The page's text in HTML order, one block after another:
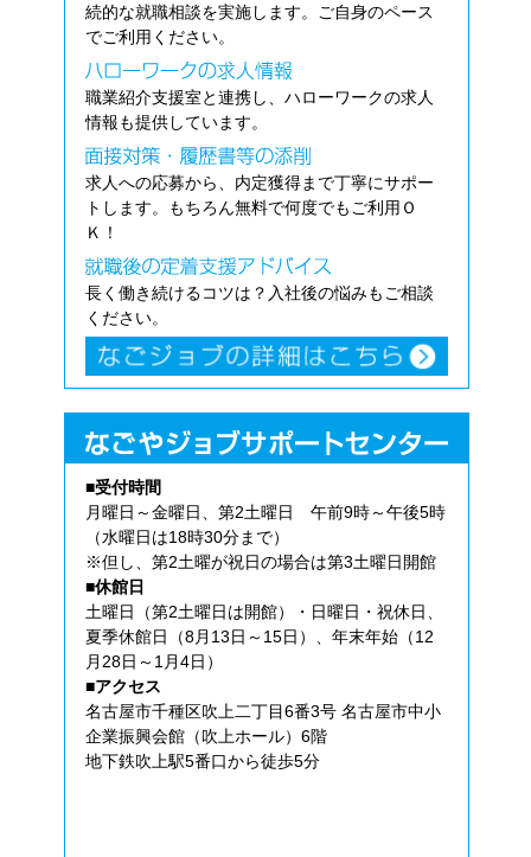
続的な就職相談を実施します。ご自身のペース
でご利用ください。
職業紹介支援室と連携し、ハローワークの求人
情報も提供しています。
求人への応募から、内定獲得まで丁寧にサポー
トします。もちろん無料で何度でもご利用Ｏ
Ｋ！
長く働き続けるコツは？入社後の悩みもご相談
ください。
■受付時間
月曜日～金曜日、第2土曜日 午前9時～午後5時
（水曜日は18時30分まで）
※但し、第2土曜が祝日の場合は第3土曜日開館
■休館日
土曜日（第2土曜日は開館）・日曜日・祝休日、
夏季休館日（8月13日～15日）、年末年始（12
月28日～1月4日）
■アクセス
名古屋市千種区吹上二丁目6番3号 名古屋市中小
企業振興会館（吹上ホール）6階
地下鉄吹上駅5番口から徒歩5分